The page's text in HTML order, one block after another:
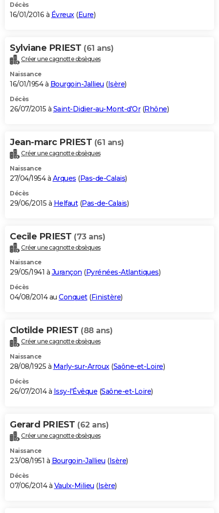
Décès
16/01/2016 à Évreux(Eure)
Sylviane PRIEST (61 ans)
Créer une cagnotte obsèques
Naissance
16/01/1954 à Bourgoin-Jallieu (Isère)
Décès
26/07/2015 à Saint-Didier-au-Mont-d'Or(Rhône)
Jean-marc PRIEST (61 ans)
Créer une cagnotte obsèques
Naissance
27/04/1954 à Arques (Pas-de-Calais)
Décès
29/06/2015 à Helfaut(Pas-de-Calais)
Cecile PRIEST (73 ans)
Créer une cagnotte obsèques
Naissance
29/05/1941 à Jurançon (Pyrénées-Atlantiques)
Décès
04/08/2014 au Conquet(Finistère)
Clotilde PRIEST (88 ans)
Créer une cagnotte obsèques
Naissance
28/08/1925 à Marly-sur-Arroux(Saône-et-Loire)
Décès
26/07/2014 à Issy-l'Évêque (Saône-et-Loire)
Gerard PRIEST (62 ans)
Créer une cagnotte obsèques
Naissance
23/08/1951 à Bourgoin-Jallieu (Isère)
Décès
07/06/2014 à Vaulx-Milieu (Isère)